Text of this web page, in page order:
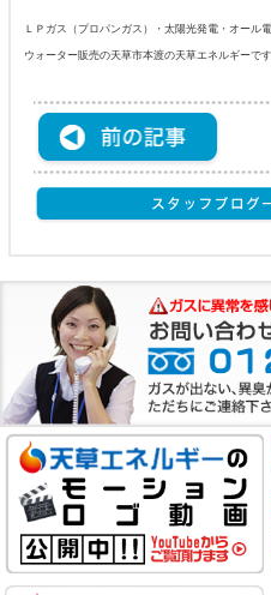
ＬＰガス（プロパンガス）・太陽光発電・オール
ウォーター販売の天草市本渡の天草エネルギーです